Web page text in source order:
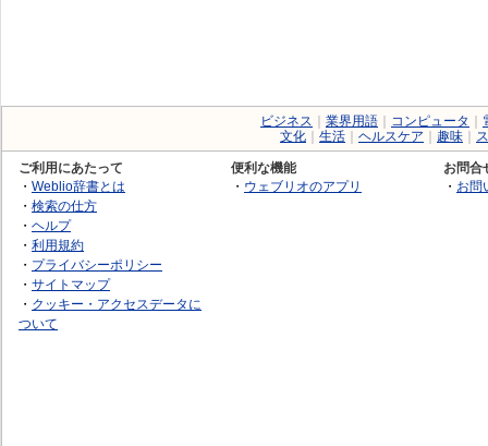
ビジネス 業界用語 コンピュータ
文化
生活 ヘルスケア 趣味
ご利用にあたって
・ Weblio辞書とは
・ 検索の仕方
・ ヘルプ
・ 利用規約
・ プライバシーポリシー
・ サイトマップ
・ クッキー・アクセスデータに
ついて
便利な機能
・ ウェブリオのアプリ
お問合
・ お問